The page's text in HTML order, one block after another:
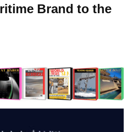
Brand to the